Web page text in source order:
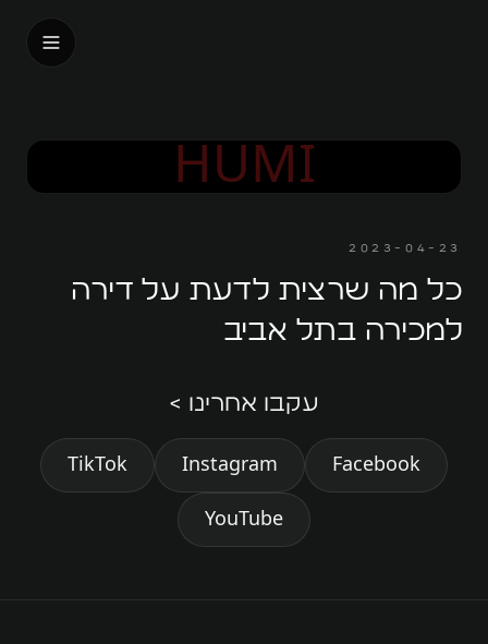
החזון שלנו
HUMI
2023-04-23
כל מה שרצית לדעת על דירה
למכירה בתל אביב
עקבו אחרינו >
Facebook
Instagram
TikTok
YouTube